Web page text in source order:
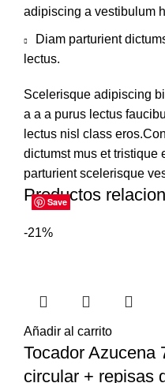
adipiscing a vestibulum
Diam parturient
lectus.
Scelerisque adipiscing
a a a purus lectus
lectus nisl class
dictumst mus et tristique
parturient scelerisque
Productos
Save
-21%
Añadir al carrito
Tocador Azucena
circular + repisas
Save
Save
Save
Save
Save
Save
Save